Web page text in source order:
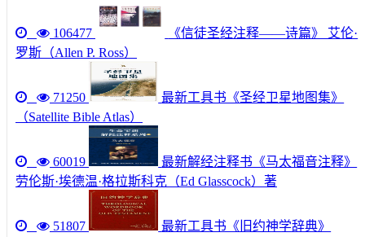
106477
《信徒圣经注释——诗篇》 艾伦·
罗斯（Allen P. Ross）
71250
最新工具书《圣经卫星地图集》
（Satellite Bible Atlas）
60019
最新解经注释书《马太福音注释》
劳伦斯·埃德温·格拉斯科克（Ed Glasscock）著
51807
最新工具书《旧约神学辞典》